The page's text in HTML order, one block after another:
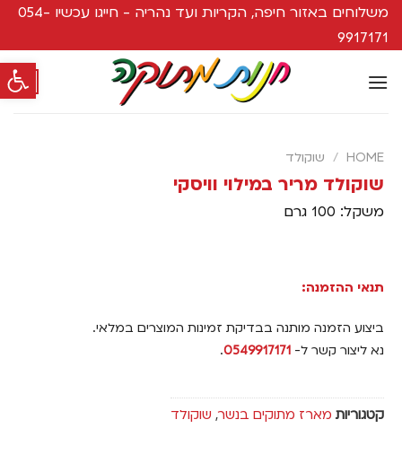
פתח
משלוחים באזור חיפה, הקריות ועד נהריה - חייגו עכשיו 054-
9917171
0
HOME
/ שוקולד
שוקולד מריר במילוי וויסקי
משקל: 100 גרם
תנאי ההזמנה:
ביצוע הזמנה מותנה בבדיקת זמינות המוצרים במלאי.
נא ליצור קשר ל- 0549917171
.
קטגוריות מארז מתוקים בנשר, שוקולד